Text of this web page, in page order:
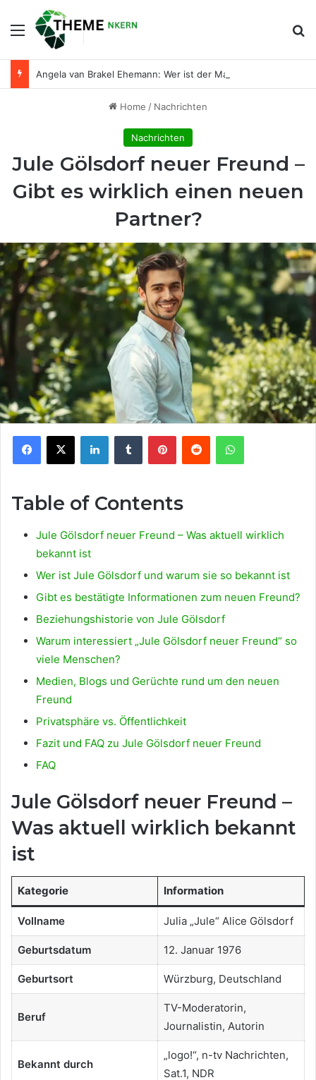
Menu
Home / Nachrichten
Nachrichten
Jule Gölsdorf neuer Freund –
Gibt es wirklich einen neuen
Partner?
Facebook
X LinkedInTumblr PinterestReddit WhatsApp
Table of Contents
Jule Gölsdorf neuer Freund – Was aktuell wirklich
bekannt ist
Wer ist Jule Gölsdorf und warum sie so bekannt ist
Gibt es bestätigte Informationen zum neuen Freund?
Beziehungshistorie von Jule Gölsdorf
Warum interessiert „Jule Gölsdorf neuer Freund“ so
viele Menschen?
Medien, Blogs und Gerüchte rund um den neuen
Freund
Privatsphäre vs. Öffentlichkeit
Fazit und FAQ zu Jule Gölsdorf neuer Freund
FAQ
Jule Gölsdorf neuer Freund –
Was aktuell wirklich bekannt
ist
Kategorie Information
Vollname Julia „Jule“ Alice Gölsdorf
Geburtsdatum 12. Januar 1976
Geburtsort Würzburg, Deutschland
Beruf
TV-Moderatorin,
Journalistin, Autorin
Bekannt durch
„logo!“, n-tv Nachrichten,
Sat.1, NDR